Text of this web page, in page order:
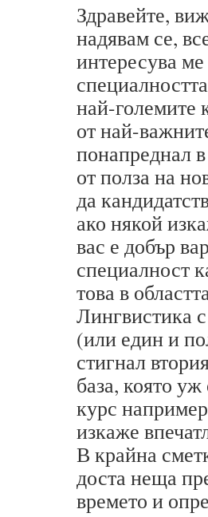
Здравейте,
надявам се,
интересува
най-големите
от най-
понапреднал
от полза на
да
ако някой
вас е добър
специалност
това в
Лингвистика
(или един и
стигнал
база, която
курс
изкаже
В крайна
доста неща
времето и